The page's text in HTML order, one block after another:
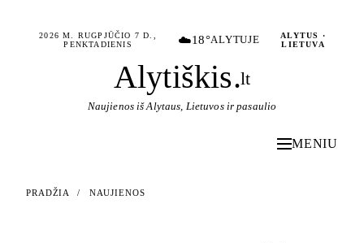
2026 M. RUGPJŪČIO 7 D.,
PENKTADIENIS
☁️18°ALYTUJE
ALYTUS ·
LIETUVA
Alytiškis.lt
Naujienos iš Alytaus, Lietuvos ir pasaulio
MENIU
PRADŽIA / NAUJIENOS